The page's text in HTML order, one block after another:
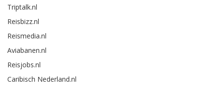
Triptalk.nl
Reisbizz.nl
Reismedia.nl
Aviabanen.nl
Reisjobs.nl
Caribisch Nederland.nl